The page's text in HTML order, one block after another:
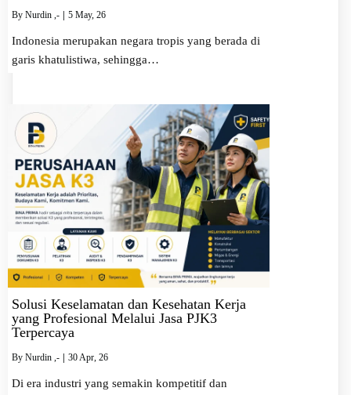
By Nurdin ,- 5 May, 26
Indonesia merupakan negara tropis yang berada di
garis khatulistiwa, sehingga…
Solusi Keselamatan dan Kesehatan Kerja
yang Profesional Melalui Jasa PJK3
Terpercaya
By Nurdin ,- 30Apr, 26
Di era industri yang semakin kompetitif dan